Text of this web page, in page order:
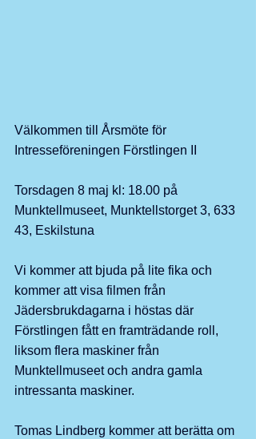
Välkommen till Årsmöte för
Intresseföreningen Förstlingen II
Torsdagen 8 maj kl: 18.00 på
Munktellmuseet, Munktellstorget 3, 633
43, Eskilstuna
Vi kommer att bjuda på lite fika och
kommer att visa filmen från
Jädersbrukdagarna i höstas där
Förstlingen fått en framträdande roll,
liksom flera maskiner från
Munktellmuseet och andra gamla
intressanta maskiner.
Tomas Lindberg kommer att berätta om